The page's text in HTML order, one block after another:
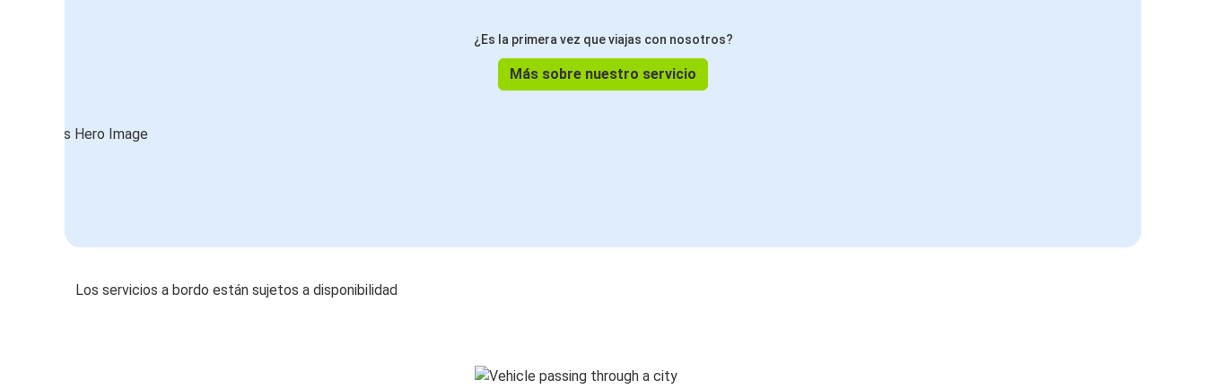
¿Es la primera vez que viajas con nosotros?
Más sobre nuestro servicio
Los servicios a bordo están sujetos a disponibilidad